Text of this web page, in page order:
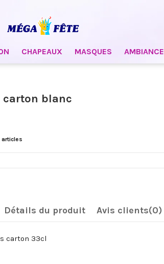
CHAPEAUX MASQUES AMBIANCE
carton blanc
articles
Détails du produit Avis clients(0)
carton 33cl